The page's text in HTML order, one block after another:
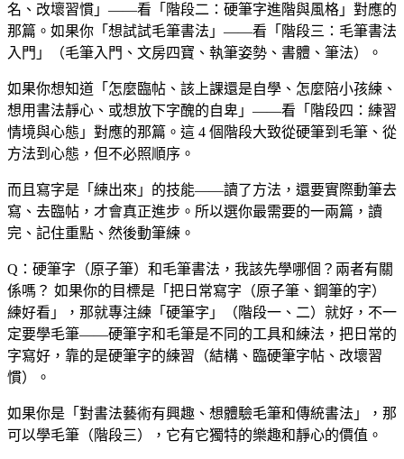
名、改壞習慣」——看「階段二：硬筆字進階與風格」對應的
那篇。如果你「想試試毛筆書法」——看「階段三：毛筆書法
入門」（毛筆入門、文房四寶、執筆姿勢、書體、筆法）。
如果你想知道「怎麼臨帖、該上課還是自學、怎麼陪小孩練、
想用書法靜心、或想放下字醜的自卑」——看「階段四：練習
情境與心態」對應的那篇。這 4 個階段大致從硬筆到毛筆、從
方法到心態，但不必照順序。
而且寫字是「練出來」的技能——讀了方法，還要實際動筆去
寫、去臨帖，才會真正進步。所以選你最需要的一兩篇，讀
完、記住重點、然後動筆練。
Q：硬筆字（原子筆）和毛筆書法，我該先學哪個？兩者有關
係嗎？ 如果你的目標是「把日常寫字（原子筆、鋼筆的字）
練好看」，那就專注練「硬筆字」（階段一、二）就好，不一
定要學毛筆——硬筆字和毛筆是不同的工具和練法，把日常的
字寫好，靠的是硬筆字的練習（結構、臨硬筆字帖、改壞習
慣）。
如果你是「對書法藝術有興趣、想體驗毛筆和傳統書法」，那
可以學毛筆（階段三），它有它獨特的樂趣和靜心的價值。